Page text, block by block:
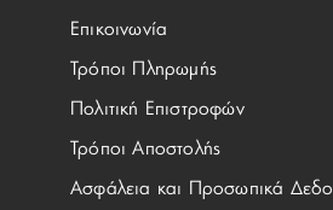
Επικοινωνία
Τρόποι Πληρωμής
Πολιτική Επιστροφών
Τρόποι Αποστολής
Ασφάλεια και Προσωπικά